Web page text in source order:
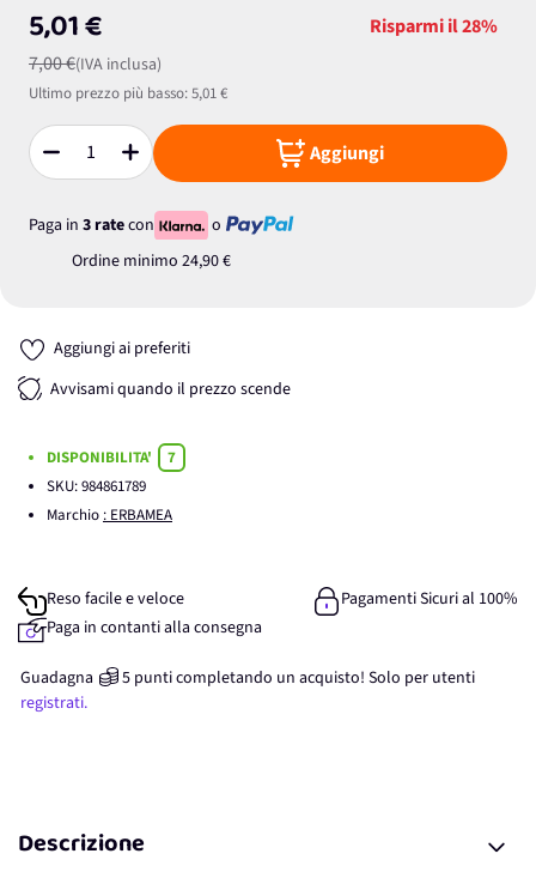
5,01 €
7,00 €(IVA inclusa)
Risparmi il28%
Ultimo prezzo più basso:5,01 €
Quantità Aggiungi
Paga in 3 ratecon
o
Ordine minimo 24,90 €
Aggiungi ai preferiti
Avvisami quando il prezzo scende
DISPONIBILITA'
7
SKU:984861789
Marchio : ERBAMEA
Reso facile e veloce
Pagamenti Sicuri al 100%
Paga in contanti alla consegna
Guadagna 5 punticompletando un acquisto! Solo per utenti
registrati.
Descrizione